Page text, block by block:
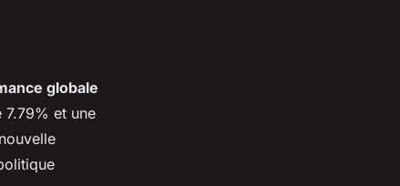
globale
et une